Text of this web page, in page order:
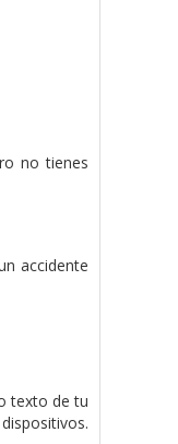
no tienes
accidente
texto de tu